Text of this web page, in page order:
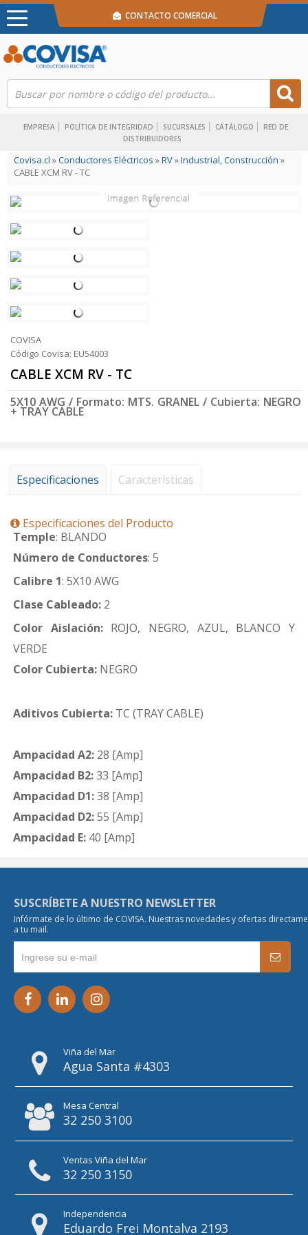
EMPRESA POLÍTICA DE INTEGRIDAD SUCURSALES CATÁLOGO
RED DE
DISTRIBUIDORES
CONTACTO COMERCIAL
Covisa.cl »Conductores Eléctricos »RV»Industrial, Construcción »
CABLE XCM RV - TC
COVISA
Código Covisa: EU54003
CABLE XCM RV - TC
5X10 AWG / Formato: MTS. GRANEL / Cubierta: NEGRO
+ TRAY CABLE
Especificaciones Características
Especificaciones del Producto
Temple: BLANDO
Número de Conductores: 5
Calibre 1: 5X10 AWG
Clase Cableado: 2
Color Aislación:ROJO, NEGRO, AZUL, BLANCO Y
VERDE
Color Cubierta: NEGRO
Aditivos Cubierta: TC (TRAY CABLE)
Ampacidad A2: 28 [Amp]
Ampacidad B2:33 [Amp]
Ampacidad D1:38 [Amp]
Ampacidad D2:55 [Amp]
Ampacidad E: 40 [Amp]
SUSCRÍBETE A NUESTRO NEWSLETTER
Infórmate de lo último de COVISA. Nuestras novedades y ofertas
a tu mail.
Viña del Mar
Agua Santa #4303
Mesa Central
32 250 3100
Ventas Viña del Mar
32 250 3150
Independencia
Eduardo Frei Montalva 2193